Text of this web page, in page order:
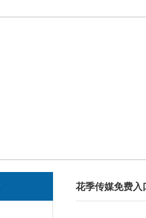
花季传媒免费入